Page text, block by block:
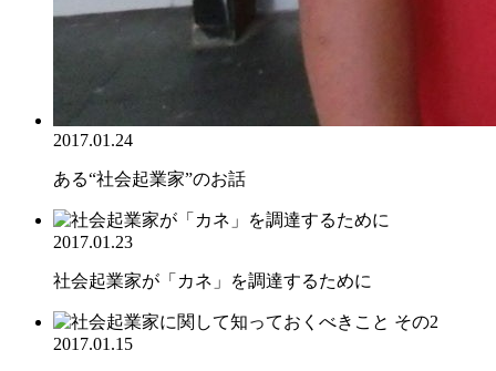
2017.01.24
ある“社会起業家”のお話
2017.01.23
社会起業家が「カネ」を調達するために
2017.01.15